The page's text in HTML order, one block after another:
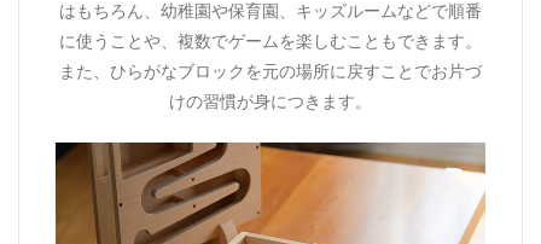
はもちろん、幼稚園や保育園、キッズルームなどで順番
に使うことや、複数でゲームを楽しむこともできます。
また、ひらがなブロックを元の場所に戻すことでお片づ
けの習慣が身につきます。